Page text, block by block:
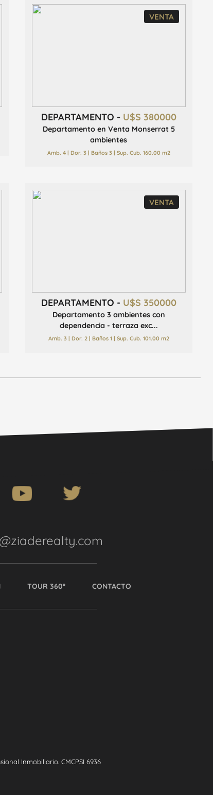
VENTA
DEPARTAMENTO - U$S 380000
Departamento en Venta Monserrat 5
ambientes
Amb. 4 | Dor. 3 | Baños 3 | Sup. Cub. 160.00 m2
VENTA
DEPARTAMENTO - U$S 350000
Departamento 3 ambientes con
dependencia - terraza exc...
Amb. 3 | Dor. 2 | Baños 1 | Sup. Cub. 101.00 m2
TOUR 360º CONTACTO
Inmobiliario. CMCPSI 6936